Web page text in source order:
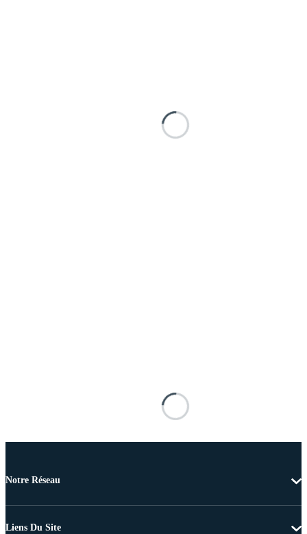
Notre Réseau
Liens Du Site